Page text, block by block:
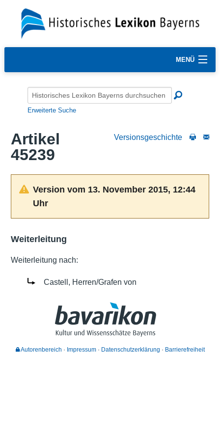
MENÜ
Erweiterte Suche
Versionsgeschichte
Artikel
45239
Version vom 13. November 2015, 12:44
Uhr
Weiterleitung
Weiterleitung nach:
Castell, Herren/Grafen von
Autorenbereich Impressum Datenschutzerklärung Barrierefreiheit